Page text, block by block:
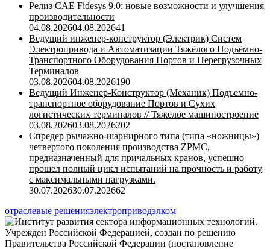
Релиз CAE Fidesys 9.0: новые возможности и улучшения
производительности
04.08.202604.08.202641
Ведущий инженер-конструктор (Электрик) Систем
Электропривода и Автоматизации Тяжёлого Подъёмно-
Транспортного Оборудования Портов и Перегрузочных
Терминалов
03.08.202604.08.2026190
Ведущий Инженер-Конструктор (Механик) Подъемно-
транспортное оборудование Портов и Сухих
логистических терминалов // Тяжёлое машиностроение
03.08.202603.08.2026202
Спредер рычажно-шарнирного типа (типа «ножницы»)
четвертого поколения производства ZPMC,
предназначенный для причальных кранов, успешно
прошел полный цикл испытаний на прочность и работу
с максимальными нагрузками.
30.07.202630.07.202662
отраслевые решенияэлектроприводэлком